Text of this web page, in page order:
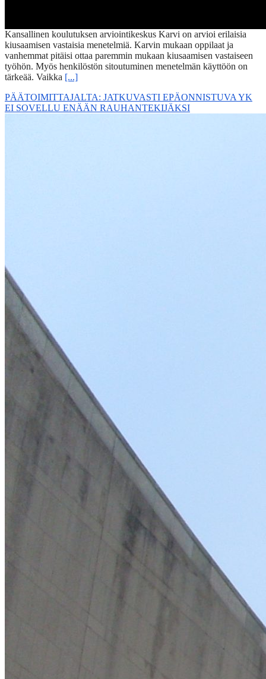
Kansallinen koulutuksen arviointikeskus Karvi on arvioi erilaisia
kiusaamisen vastaisia menetelmiä. Karvin mukaan oppilaat ja
vanhemmat pitäisi ottaa paremmin mukaan kiusaamisen vastaiseen
työhön. Myös henkilöstön sitoutuminen menetelmän käyttöön on
tärkeää. Vaikka [...]
PÄÄTOIMITTAJALTA: JATKUVASTI EPÄONNISTUVA YK
EI SOVELLU ENÄÄN RAUHANTEKIJÄKSI